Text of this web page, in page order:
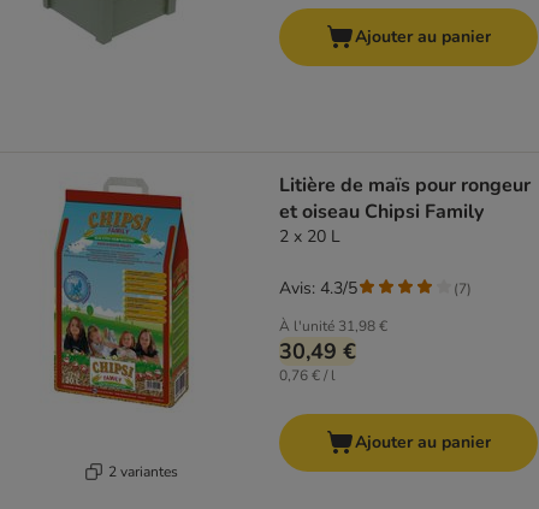
Ajouter au panier
2 variantes
Litière de maïs pour rongeur
et oiseau Chipsi Family
2 x 20 L
À l'unité 31,98 €
30,49 €
0,76 € / l
Avis: 4.3/5 (7)
Ajouter au panier